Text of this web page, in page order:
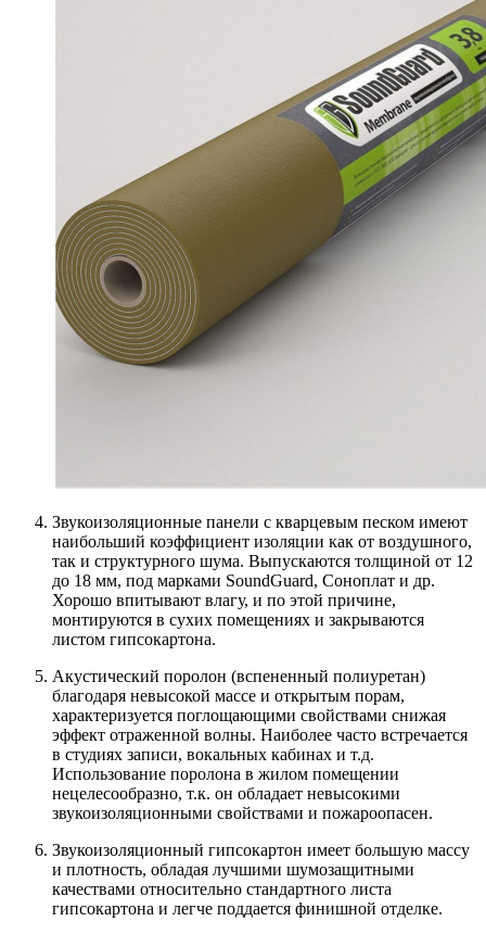
Звукоизоляционные панели с кварцевым песком имеют
наибольший коэффициент изоляции как от воздушного,
так и структурного шума. Выпускаются толщиной от 12
до 18 мм, под марками SoundGuard, Соноплат и др.
Хорошо впитывают влагу, и по этой причине,
монтируются в сухих помещениях и закрываются
листом гипсокартона.
Акустический поролон (вспененный полиуретан)
благодаря невысокой массе и открытым порам,
характеризуется поглощающими свойствами снижая
эффект отраженной волны. Наиболее часто встречается
в студиях записи, вокальных кабинах и т.д.
Использование поролона в жилом помещении
нецелесообразно, т.к. он обладает невысокими
звукоизоляционными свойствами и пожароопасен.
Звукоизоляционный гипсокартон имеет большую массу
и плотность, обладая лучшими шумозащитными
качествами относительно стандартного листа
гипсокартона и легче поддается финишной отделке.